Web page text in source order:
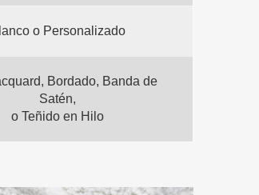
o Personalizado
Bordado, Banda de
Satén,
o Teñido en Hilo